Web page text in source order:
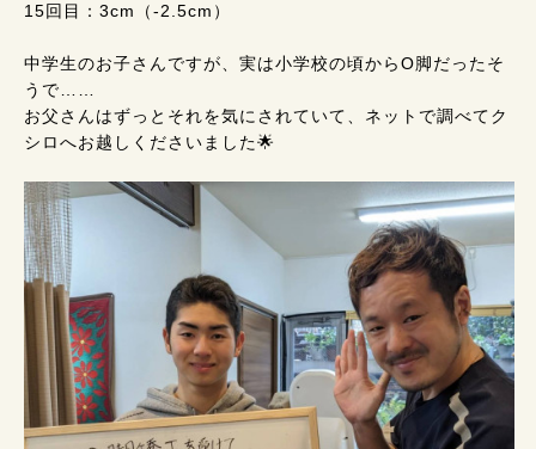
15回目：3cm（-2.5cm）
中学生のお子さんですが、実は小学校の頃からO脚だったそ
うで……
お父さんはずっとそれを気にされていて、ネットで調べてク
シロへお越しくださいました🌟